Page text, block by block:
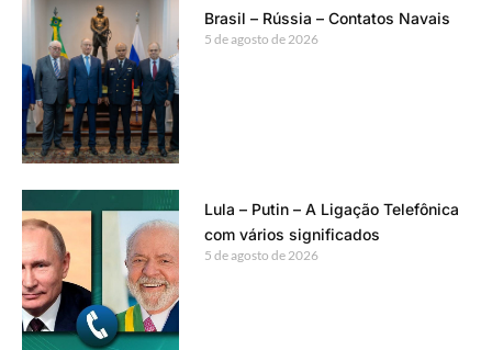
Brasil – Rússia – Contatos Navais
5 de agosto de 2026
Lula – Putin – A Ligação Telefônica
com vários significados
5 de agosto de 2026